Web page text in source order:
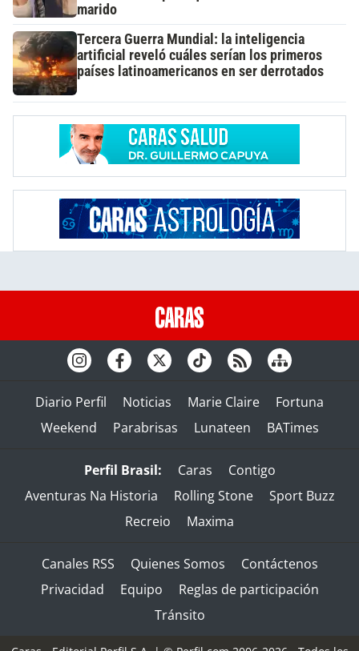
marido
Tercera Guerra Mundial: la inteligencia
artificial reveló cuáles serían los primeros
países latinoamericanos en ser derrotados
Diario Perfil Noticias Marie Claire
Fortuna
Weekend
Parabrisas Lunateen BATimes
Perfil Brasil: Caras
Contigo
Aventuras Na Historia
Rolling Stone
Sport Buzz
Recreio
Maxima
Canales RSS Quienes Somos
Contáctenos
Privacidad
Equipo
Reglas de participación
Tránsito